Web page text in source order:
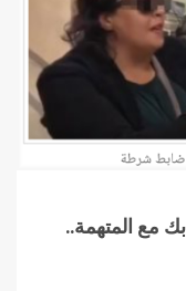
مع المتهمة..